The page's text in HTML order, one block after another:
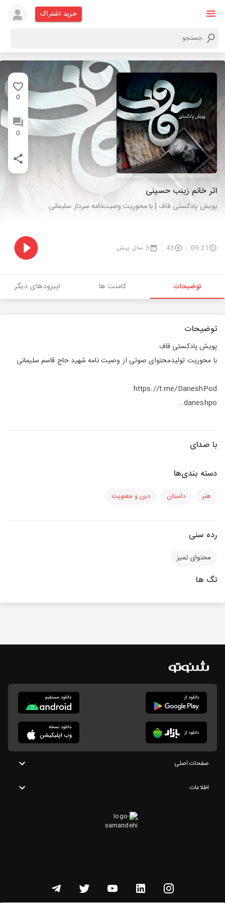
خرید اشتراک
0
0
اثر خانم زینب حسینی
پویش پادکستی قاف | با محوریت وصیت‌نامه سردار سلیمانی
09:21
43 3 سال پیش
توضیحات کامنت ها اپیزودهای دیگر
توضیحات
پویش پادکستی قاف
با محوریت تولیدمحتوای صوتی از وصیت نامه شهید حاج قاسم سلیمانی
https://t.me/DaneshPod
daneshpo...
با صدای
دسته بندی‌ها
هنر داستان دین و معنویت
رده سنی
محتوای تمیز
تگ ها
صفحات اصلی
اطلاعات